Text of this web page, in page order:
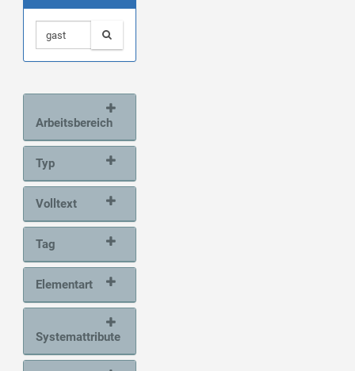
Arbeitsbereich
Typ
Volltext
Tag
Elementart
Systemattribute